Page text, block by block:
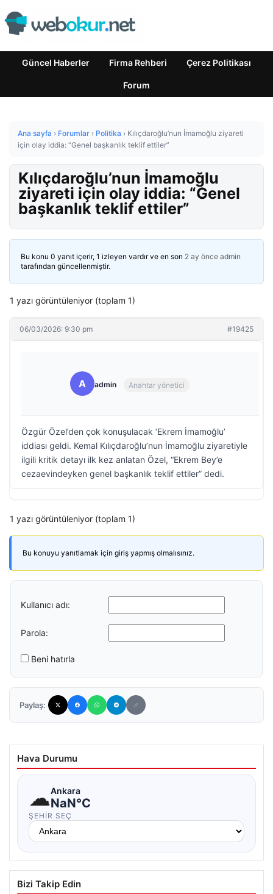
Güncel Haberler Firma Rehberi Çerez Politikası
Forum
Ana sayfa › Forumlar › Politika › Kılıçdaroğlu’nun İmamoğlu ziyareti
için olay iddia: “Genel başkanlık teklif ettiler”
Kılıçdaroğlu’nun İmamoğlu
ziyareti için olay iddia: “Genel
başkanlık teklif ettiler”
Bu konu 0 yanıt içerir, 1 izleyen vardır ve en son 2 ay önce admin
tarafından güncellenmiştir.
1 yazı görüntüleniyor (toplam 1)
06/03/2026: 9:30 pm #19425
A admin Anahtar yönetici
Özgür Özel’den çok konuşulacak ‘Ekrem İmamoğlu’
iddiası geldi. Kemal Kılıçdaroğlu’nun İmamoğlu ziyaretiyle
ilgili kritik detayı ilk kez anlatan Özel, “Ekrem Bey’e
cezaevindeyken genel başkanlık teklif ettiler” dedi.
1 yazı görüntüleniyor (toplam 1)
Bu konuyu yanıtlamak için giriş yapmış olmalısınız.
Kullanıcı adı:
Parola:
Beni hatırla
Paylaş:
Hava Durumu
☁Ankara
NaN°C
ŞEHIR SEÇ
Bizi Takip Edin